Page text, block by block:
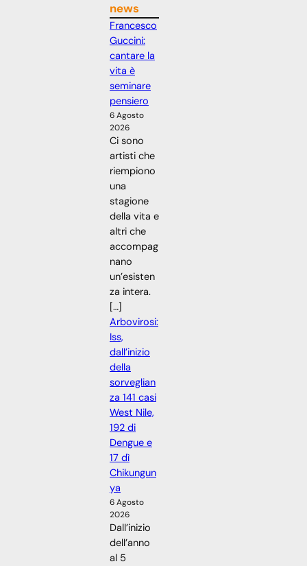
news
Francesco
Guccini:
cantare la
vita è
seminare
pensiero
6 Agosto
2026
Ci sono
artisti che
riempiono
una
stagione
della vita e
altri che
accompag
nano
un’esisten
za intera.
[…]
Arbovirosi:
Iss,
dall’inizio
della
sorveglian
za 141 casi
West Nile,
192 di
Dengue e
17 dì
Chikungun
ya
6 Agosto
2026
Dall’inizio
dell’anno
al 5